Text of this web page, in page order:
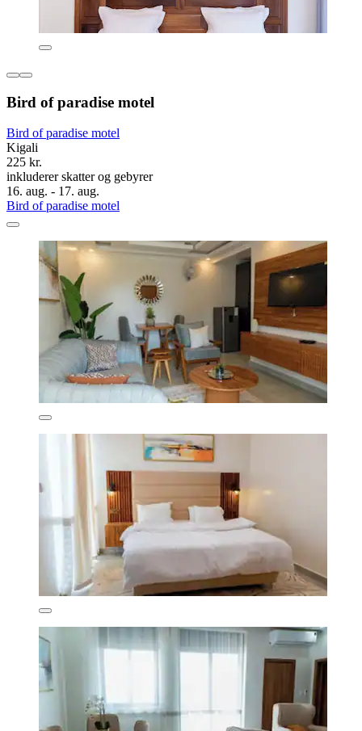
Bird of paradise motel
Bird of paradise motel
Kigali
225 kr.
inkluderer skatter og gebyrer
16. aug. - 17. aug.
Bird of paradise motel